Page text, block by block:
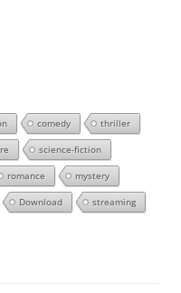
comedy thriller
science-fiction
romance mystery
Download streaming